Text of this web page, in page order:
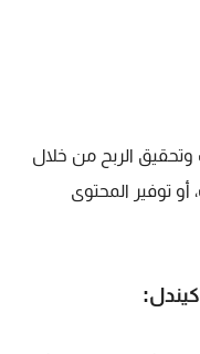
الربح من خلال
أو توفير المحتوى